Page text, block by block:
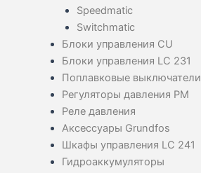
Speedmatic
Switchmatic
Блоки управления CU
Блоки управления LC 231
Поплавковые выключатели
Регуляторы давления PM
Реле давления
Аксессуары Grundfos
Шкафы управления LC 241
Гидроаккумуляторы